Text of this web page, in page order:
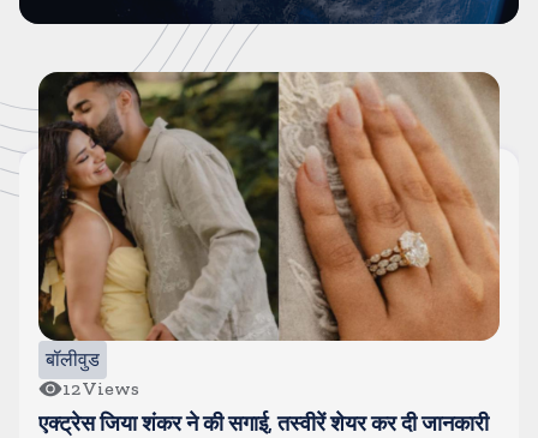
बॉलीवुड
12Views
एक्ट्रेस जिया शंकर ने की सगाई, तस्वीरें शेयर कर दी जानकारी